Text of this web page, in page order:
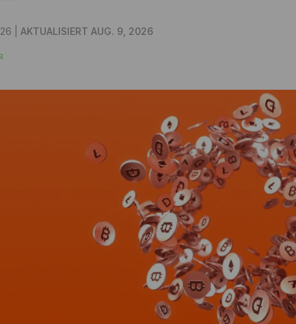
| AKTUALISIERT AUG. 9, 2026